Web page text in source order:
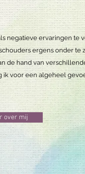
negatieve ervaringen te
ergens onder te
de hand van
voor een algeheel
over mij